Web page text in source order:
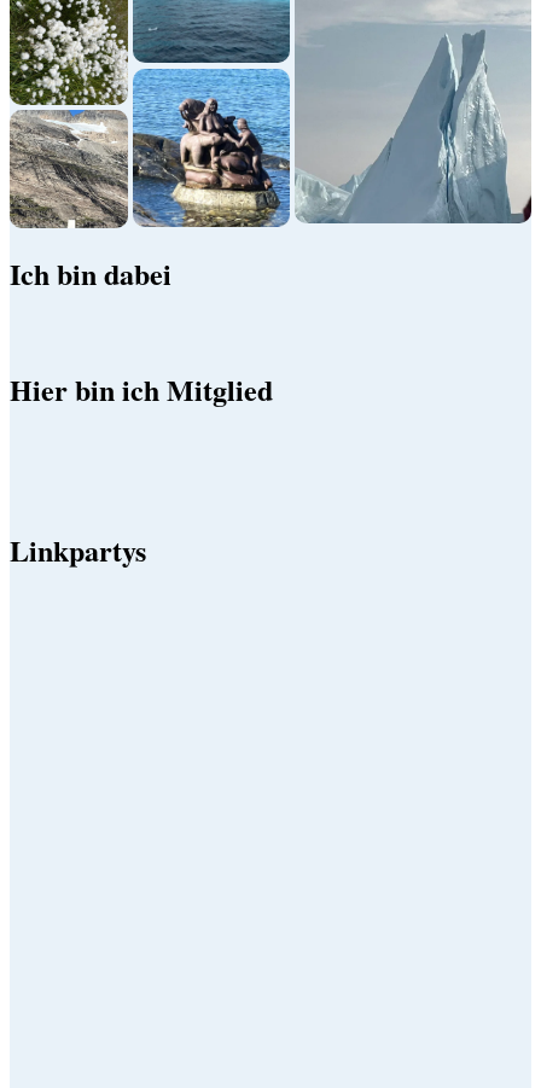
Ich bin dabei
Hier bin ich Mitglied
Linkpartys